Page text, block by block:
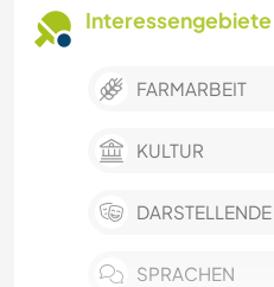
Interessengebiete
FARMARBEIT
KULTUR
SPRACHEN